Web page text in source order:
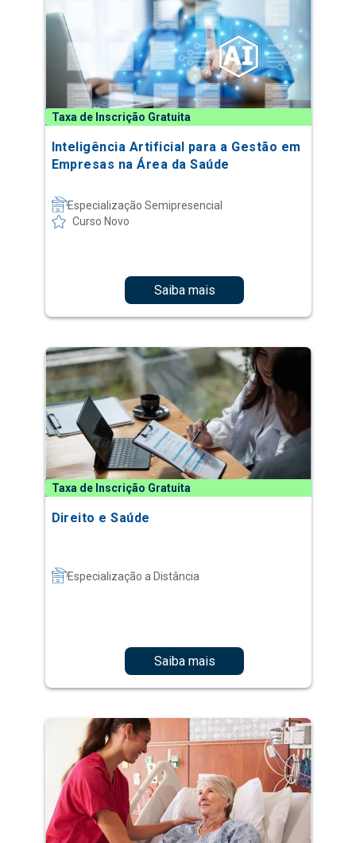
Taxa de Inscrição Gratuita
Inteligência Artificial para a Gestão em
Empresas na Área da Saúde
Especialização Semipresencial
Curso Novo
Saiba mais
Taxa de Inscrição Gratuita
Direito e Saúde
Especialização a Distância
Saiba mais